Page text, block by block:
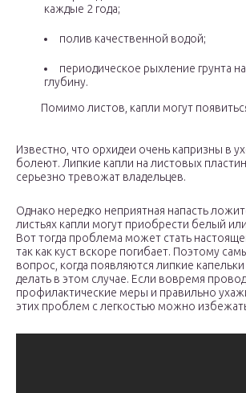
каждые 2 года;
полив качественной водой;
периодическое рыхление грунта
глубину.
Помимо листов, капли могут
Известно, что орхидеи очень капризны в
болеют. Липкие капли на листовых
серьезно тревожат владельцев.
Однако нередко неприятная напасть
листьях капли могут приобрести белый
Вот тогда проблема может стать
так как куст вскоре погибает. Поэтому
вопрос, когда появляются липкие
делать в этом случае. Если вовремя
профилактические меры и правильно
этих проблем с легкостью можно